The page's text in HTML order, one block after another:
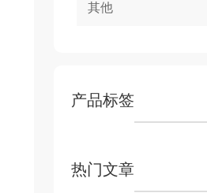
其他
产品标签
热门文章